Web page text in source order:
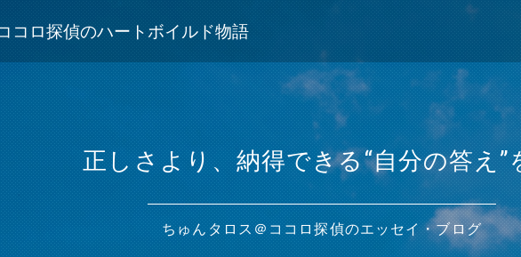
コロ探偵のハートボイルド物語
正しさより、納得できる“自分の答え”
ちゅんタロス＠ココロ探偵のエッセイ・ブログ